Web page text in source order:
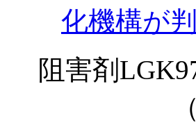
化機構が
阻害剤